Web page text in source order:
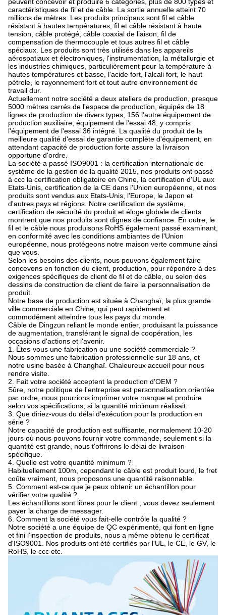
caractéristiques de fil et de câble. La sortie annuelle atteint 70
millions de mètres. Les produits principaux sont fil et câble
résistant à hautes températures, fil et câble résistant à haute
tension, câble protégé, câble coaxial de liaison, fil de
compensation de thermocouple et tous autres fil et câble
spéciaux. Les produits sont très utilisés dans les appareils
aérospatiaux et électroniques, l'instrumentation, la métallurgie et
les industries chimiques, particulièrement pour la température à
hautes températures et basse, l'acide fort, l'alcali fort, le haut
pétrole, le rayonnement fort et tout autre environnement de
travail dur.
Actuellement notre société a deux ateliers de production, presque
5000 mètres carrés de l'espace de production, équipés de 18
lignes de production de divers types, 156 l'autre équipement de
production auxiliaire, équipement de l'essai 48, y compris
l'équipement de l'essai 36 intégré. La qualité du produit de la
meilleure qualité d'essai de garantie complète d'équipement, en
attendant capacité de production forte assure la livraison
opportune d'ordre.
La société a passé ISO9001 : la certification internationale de
système de la gestion de la qualité 2015, nos produits ont passé
à ccc la certification obligatoire en Chine, la certification d'UL aux
Etats-Unis, certification de la CE dans l'Union européenne, et nos
produits sont vendus aux Etats-Unis, l'Europe, le Japon et
d'autres pays et régions. Notre certification de système,
certification de sécurité du produit et éloge globale de clients
montrent que nos produits sont dignes de confiance. En outre, le
fil et le câble nous produisons RoHS également passé examinant,
en conformité avec les conditions ambiantes de l'Union
européenne, nous protégeons notre maison verte commune ainsi
que vous.
Selon les besoins des clients, nous pouvons également faire
concevons en fonction du client, production, pour répondre à des
exigences spécifiques de client de fil et de câble, ou selon des
dessins de construction de client de faire la personnalisation de
produit.
Notre base de production est située à Changhaï, la plus grande
ville commerciale en Chine, qui peut rapidement et
commodément atteindre tous les pays du monde.
Câble de Dingzun reliant le monde entier, produisant la puissance
de augmentation, transférant le signal de coopération, les
occasions d'actions et l'avenir.
1. Êtes-vous une fabrication ou une société commerciale ?
Nous sommes une fabrication professionnelle sur 18 ans, et
notre usine basée à Changhaï. Chaleureux accueil pour nous
rendre visite.
2. Fait votre société acceptent la production d'OEM ?
Sûre, notre politique de l'entreprise est personnalisation orientée
par ordre, nous pourrions imprimer votre marque et produire
selon vos spécifications, si la quantité minimum réalisait.
3. Que diriez-vous du délai d'exécution pour la production en
série ?
Notre capacité de production est suffisante, normalement 10-20
jours où nous pouvons fournir votre commande, seulement si la
quantité est grande, nous t'offrirons le délai de livraison
spécifique.
4. Quelle est votre quantité minimum ?
Habituellement 100m, cependant le câble est produit lourd, le fret
coûte vraiment, nous proposons une quantité raisonnable.
5. Comment est-ce que je peux obtenir un échantillon pour
vérifier votre qualité ?
Les échantillons sont libres pour le client ; vous devez seulement
payer la charge de messager.
6. Comment la société vous fait-elle contrôle la qualité ?
Notre société a une équipe de QC expérimenté, qui font en ligne
et fini l'inspection de produits, nous a même obtenu le certificat
d'ISO9001. Nos produits ont été certifiés par l'UL, le CE, le GV, le
RoHS, le ccc etc.